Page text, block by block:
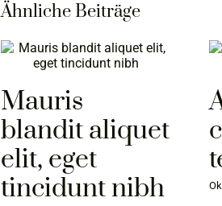
Ähnliche Beiträge
Mauris
blandit aliquet
elit, eget
tincidunt nibh